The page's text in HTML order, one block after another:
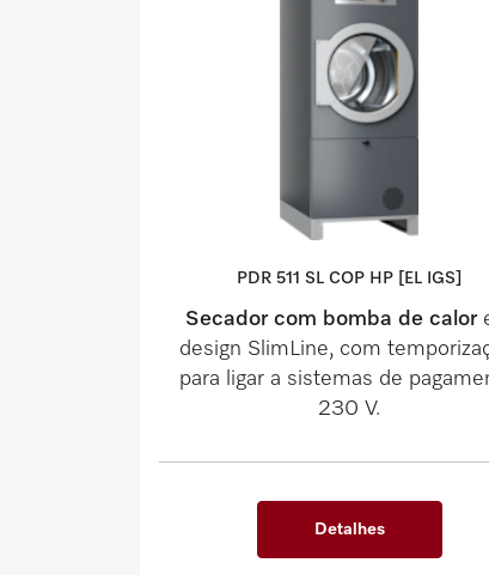
PDR 511 SL COP HP [EL IGS]
Secador com bomba de calor
design SlimLine, com
para ligar a sistemas de
230 V.
Detalhes